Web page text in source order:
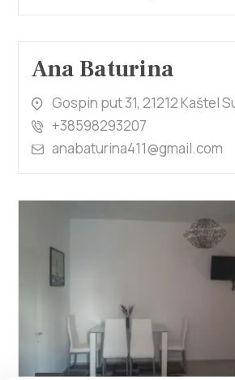
Ana Baturina
Gospin put 31, 21212 Kaštel
+38598293207
anabaturina411@gmail.com